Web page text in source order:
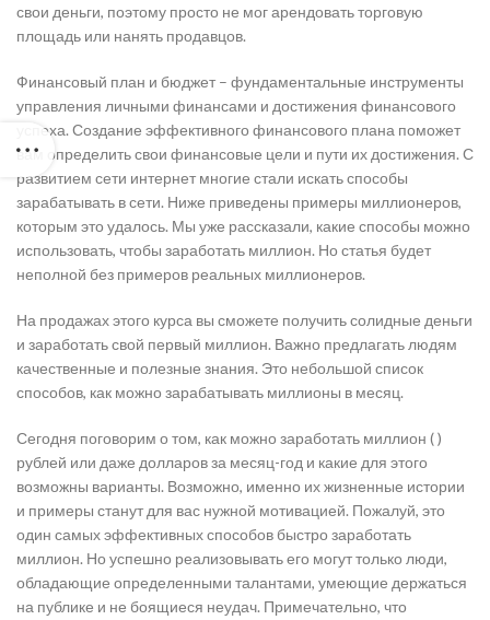
свои деньги, поэтому просто не мог арендовать торговую
площадь или нанять продавцов.
Финансовый план и бюджет – фундаментальные инструменты
управления личными финансами и достижения финансового
успеха. Создание эффективного финансового плана поможет
вам определить свои финансовые цели и пути их достижения. С
развитием сети интернет многие стали искать способы
зарабатывать в сети. Ниже приведены примеры миллионеров,
которым это удалось. Мы уже рассказали, какие способы можно
использовать, чтобы заработать миллион. Но статья будет
неполной без примеров реальных миллионеров.
На продажах этого курса вы сможете получить солидные деньги
и заработать свой первый миллион. Важно предлагать людям
качественные и полезные знания. Это небольшой список
способов, как можно зарабатывать миллионы в месяц.
Сегодня поговорим о том, как можно заработать миллион ( )
рублей или даже долларов за месяц-год и какие для этого
возможны варианты. Возможно, именно их жизненные истории
и примеры станут для вас нужной мотивацией. Пожалуй, это
один самых эффективных способов быстро заработать
миллион. Но успешно реализовывать его могут только люди,
обладающие определенными талантами, умеющие держаться
на публике и не боящиеся неудач. Примечательно, что